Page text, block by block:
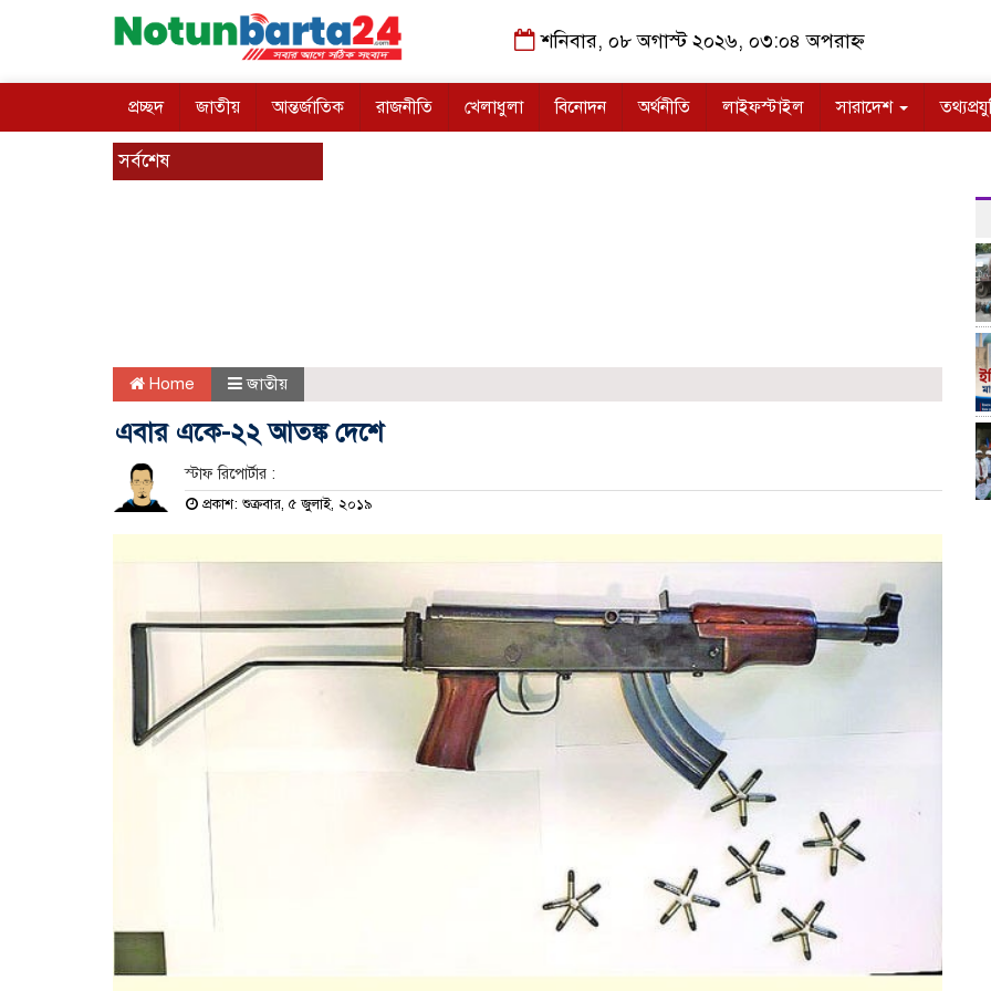
শনিবার, ০৮ অগাস্ট ২০২৬, ০৩:০৪ অপরাহ্ন
প্রচ্ছদ জাতীয় আন্তর্জাতিক রাজনীতি খেলাধুলা বিনোদন অর্থনীতি লাইফস্টাইল সারাদেশ
সর্বশেষ
Home জাতীয়
এবার একে-২২ আতঙ্ক দেশে
স্টাফ রিপোর্টার :
প্রকাশ: শুক্রবার, ৫ জুলাই, ২০১৯